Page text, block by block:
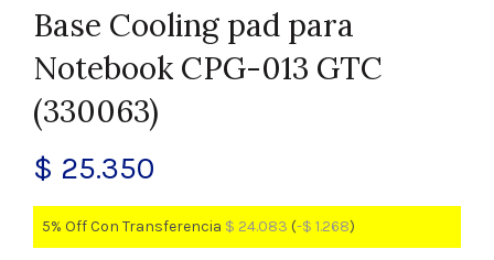
Base Cooling pad para
Notebook CPG-013 GTC
(330063)
$ 25.350
5% Off Con Transferencia $ 24.083 (-$ 1.268)